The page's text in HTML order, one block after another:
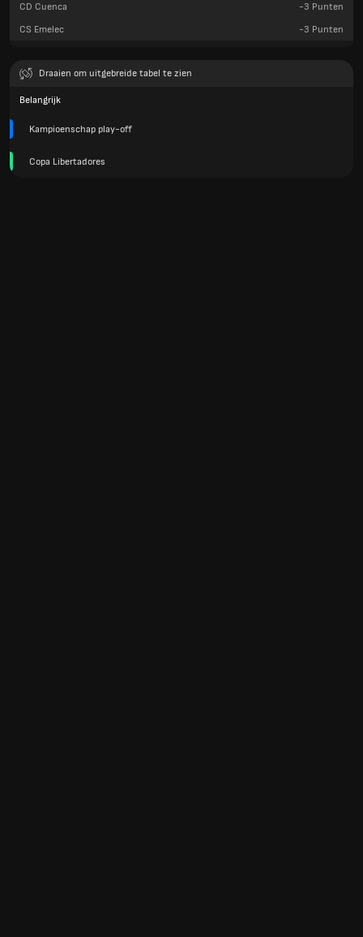
CD Cuenca -3 Punten
CS Emelec
-3 Punten
Draaien om uitgebreide tabel te zien
Belangrijk
Kampioenschap play-off
Copa Libertadores